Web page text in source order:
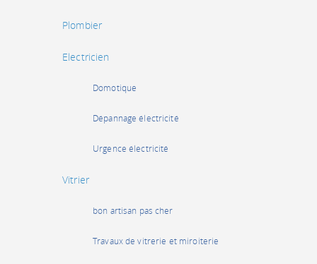
Plombier
Electricien
Domotique
Dépannage électricité
Urgence électricité
Vitrier
bon artisan pas cher
Travaux de vitrerie et miroiterie